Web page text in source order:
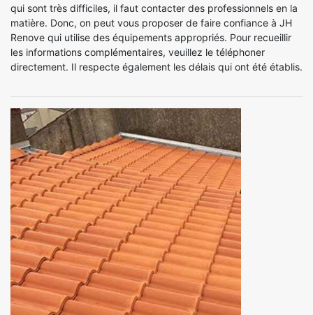
qui sont très difficiles, il faut contacter des professionnels en la
matière. Donc, on peut vous proposer de faire confiance à JH
Renove qui utilise des équipements appropriés. Pour recueillir
les informations complémentaires, veuillez le téléphoner
directement. Il respecte également les délais qui ont été établis.